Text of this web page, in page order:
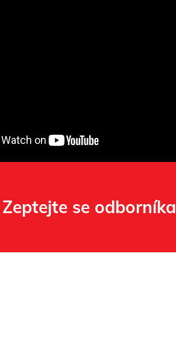
Zeptejte se odborníka